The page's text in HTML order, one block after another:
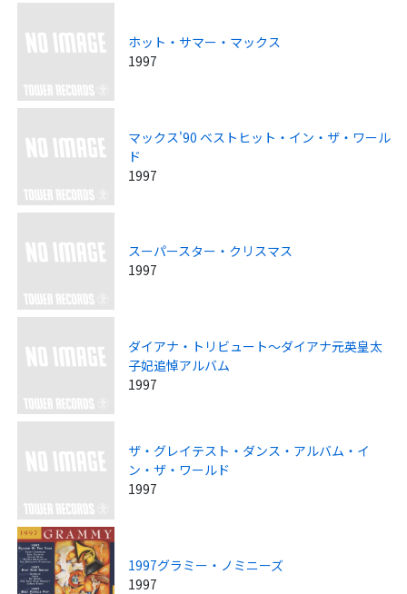
ホット・サマー・マックス
1997
マックス'90 ベストヒット・イン・ザ・ワール
ド
1997
スーパースター・クリスマス
1997
ダイアナ・トリビュート～ダイアナ元英皇太
子妃追悼アルバム
1997
ザ・グレイテスト・ダンス・アルバム・イ
ン・ザ・ワールド
1997
1997グラミー・ノミニーズ
1997